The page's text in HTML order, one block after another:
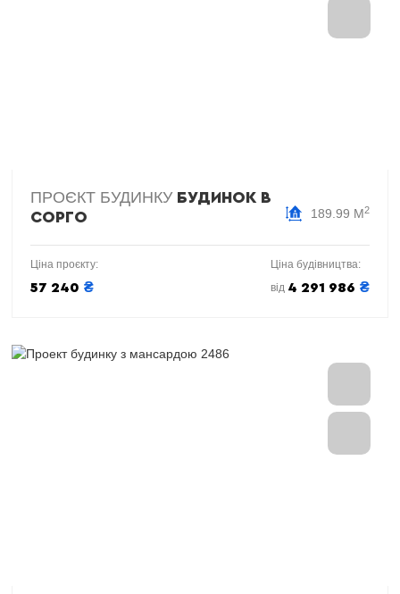
ПРОЄКТ БУДИНКУ БУДИНОК В
СОРГО
189.99 М2
Ціна проєкту:
57 240 ₴
Ціна будівництва:
від 4 291 986 ₴